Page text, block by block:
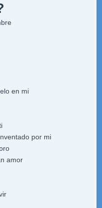
en mi
por mi
amor